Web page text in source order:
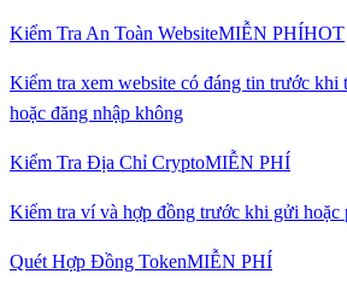
Kiểm Tra An Toàn WebsiteMIỄN PHÍHOT
Kiểm tra xem website có đáng tin trước khi
hoặc đăng nhập không
Kiểm Tra Địa Chỉ CryptoMIỄN PHÍ
Kiểm tra ví và hợp đồng trước khi gửi hoặc
Quét Hợp Đồng TokenMIỄN PHÍ